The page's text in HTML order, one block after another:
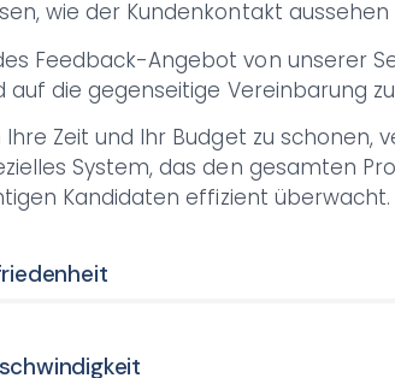
wie der Kundenkontakt aussehen
Feedback-Angebot von unserer
auf die gegenseitige Vereinbarung
Ihre Zeit und Ihr Budget zu schonen,
System, das den gesamten
Kandidaten effizient überwacht.